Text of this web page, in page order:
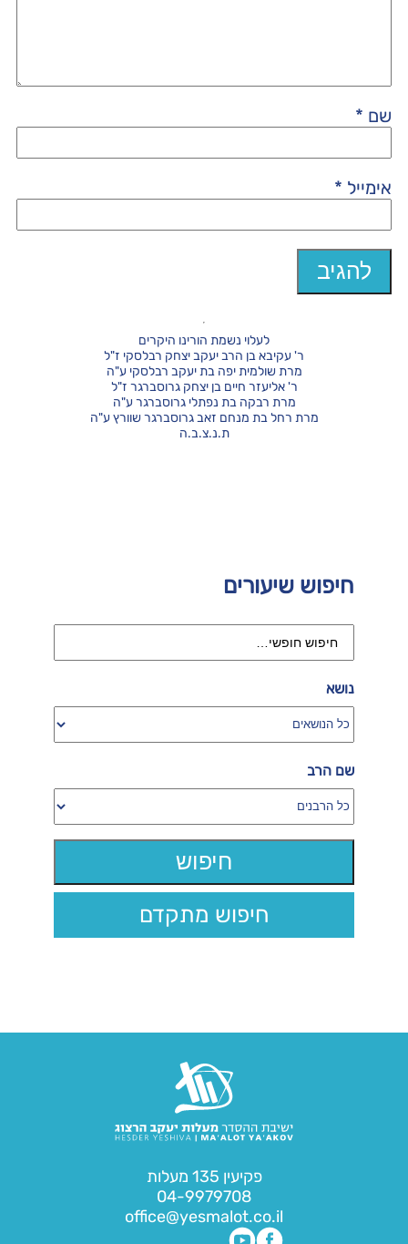
שם *
אימייל *
חיפוש שיעורים
נושא
שם הרב
חיפוש מתקדם
לעלוי נשמת הורינו היקרים
ר' עקיבא בן הרב יעקב יצחק רבלסקי ז"ל
מרת שולמית יפה בת יעקב רבלסקי ע"ה
ר' אליעזר חיים בן יצחק גרוסברגר ז"ל
מרת רבקה בת נפתלי גרוסברגר ע"ה
מרת רחל בת מנחם זאב גרוסברגר שוורץ ע"ה
ת.נ.צ.ב.ה
פקיעין 135 מעלות
04-9979708
office@yesmalot.co.il